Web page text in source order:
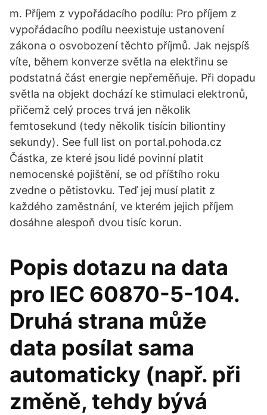
m. Příjem z vypořádacího podílu: Pro příjem z
vypořádacího podílu neexistuje ustanovení
zákona o osvobození těchto příjmů. Jak nejspíš
víte, během konverze světla na elektřinu se
podstatná část energie nepřeměňuje. Při dopadu
světla na objekt dochází ke stimulaci elektronů,
přičemž celý proces trvá jen několik
femtosekund (tedy několik tisícin biliontiny
sekundy). See full list on portal.pohoda.cz
Částka, ze které jsou lidé povinní platit
nemocenské pojištění, se od příštího roku
zvedne o pětistovku. Teď jej musí platit z
každého zaměstnání, ve kterém jejich příjem
dosáhne alespoň dvou tisíc korun.
Popis dotazu na data
pro IEC 60870-5-104.
Druhá strana může
data posílat sama
automaticky (např. při
změně, tehdy bývá